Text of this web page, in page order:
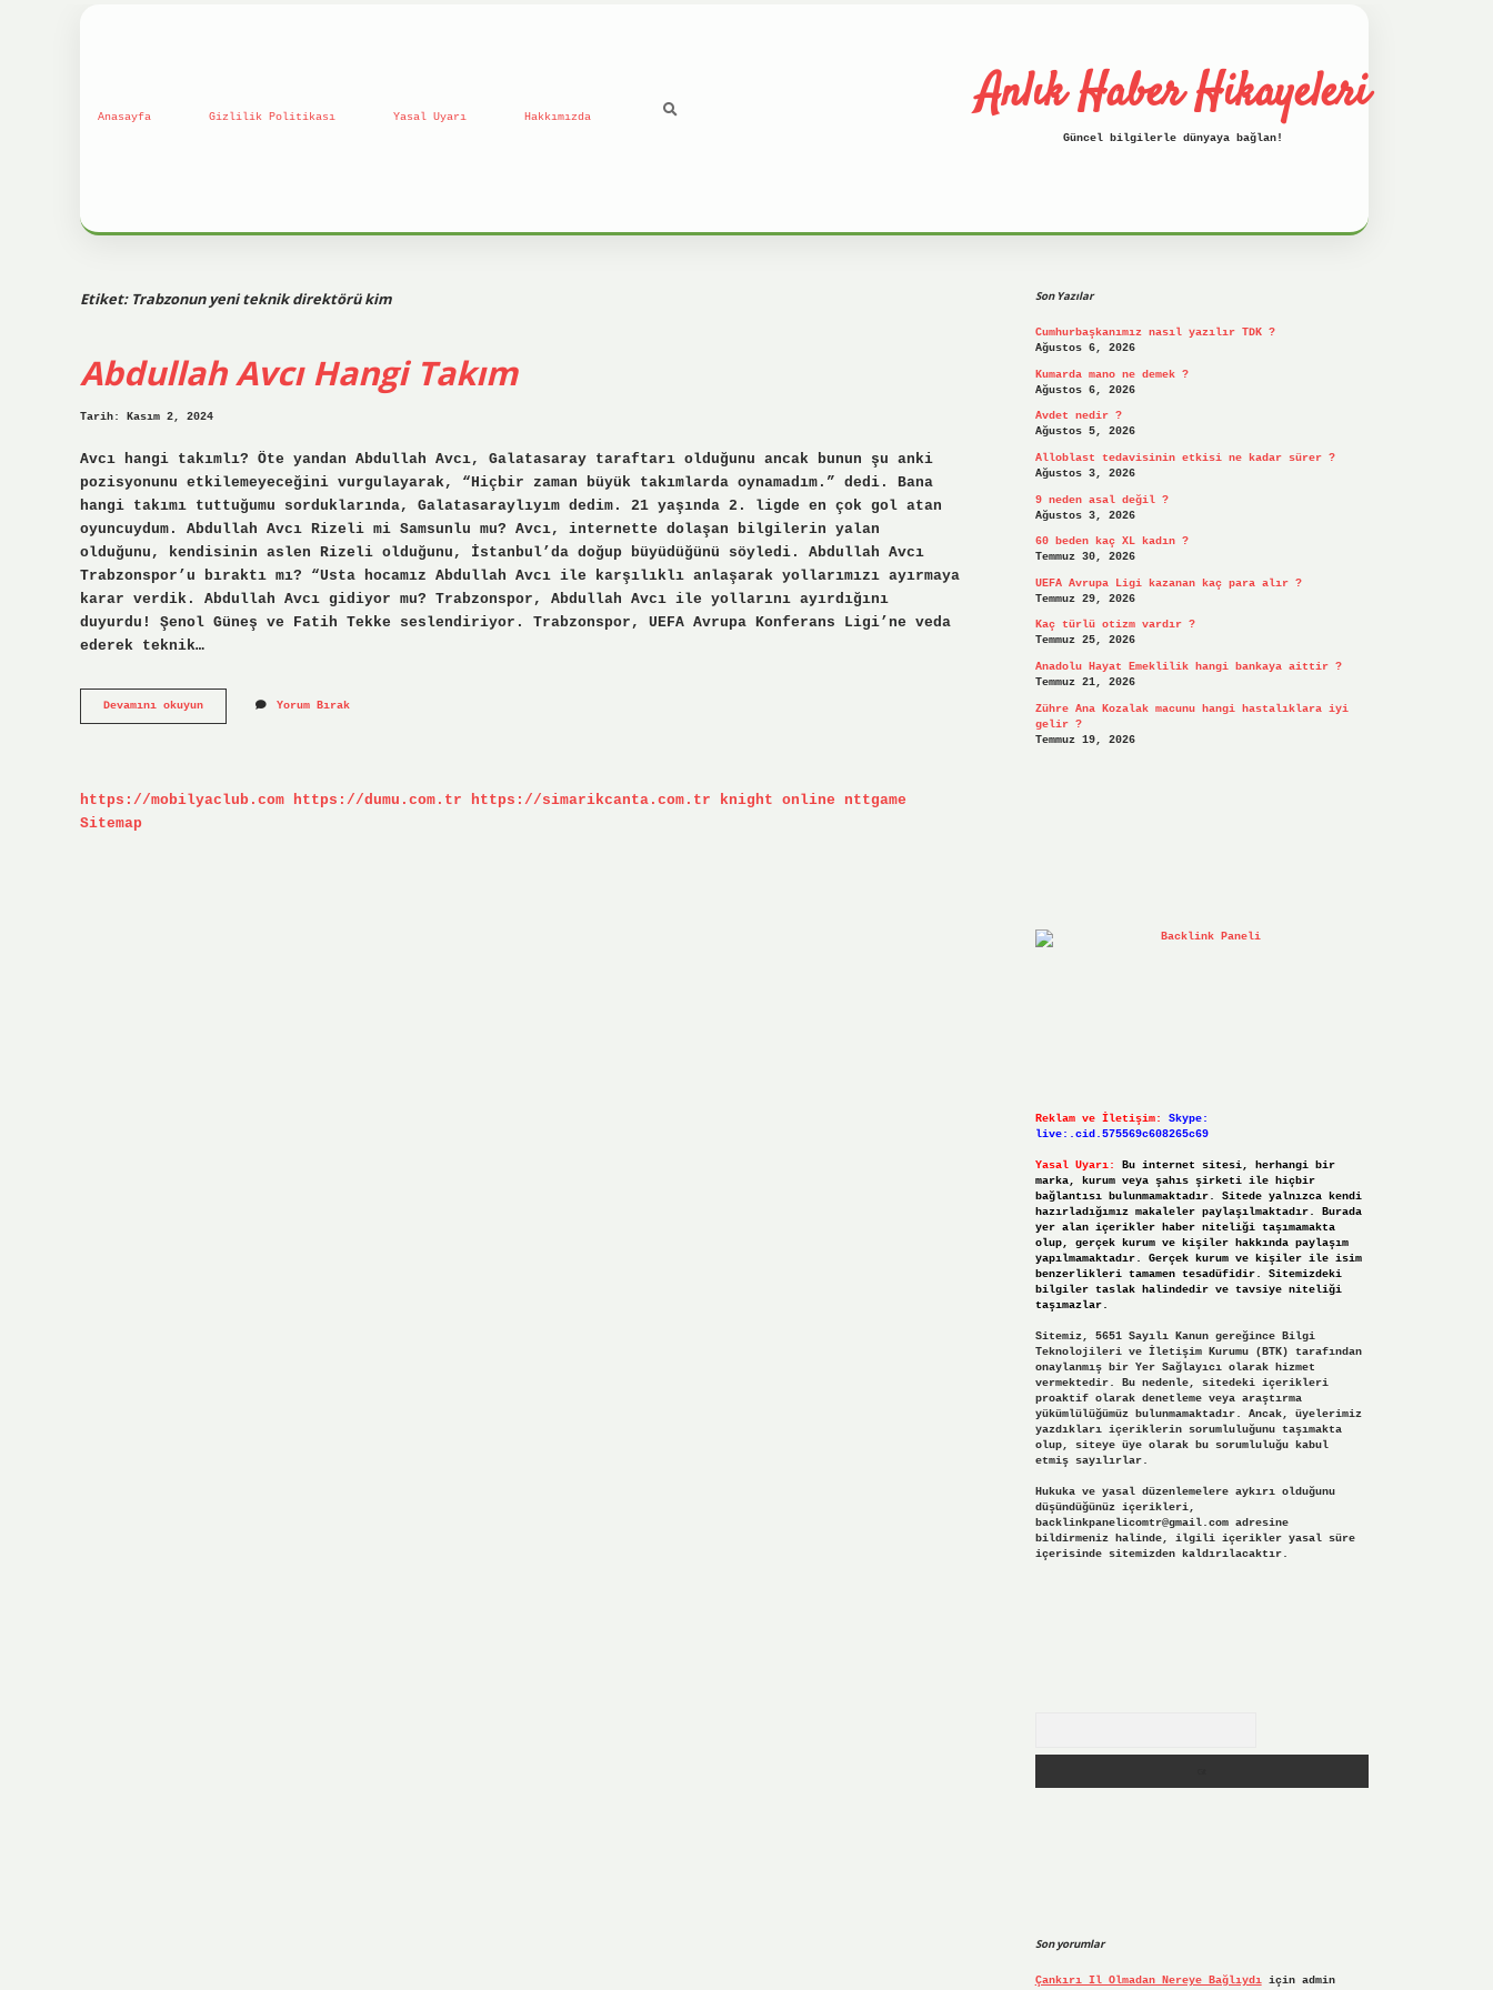
Anasayfa Gizlilik Politikası Yasal Uyarı Hakkımızda Anlık Haber Hikayeleri
Güncel bilgilerle dünyaya bağlan!
Etiket: Trabzonun yeni teknik direktörü kim
Abdullah Avcı Hangi Takım
Tarih: Kasım 2, 2024
Avcı hangi takımlı? Öte yandan Abdullah Avcı, Galatasaray taraftarı olduğunu ancak bunun şu anki
pozisyonunu etkilemeyeceğini vurgulayarak, “Hiçbir zaman büyük takımlarda oynamadım.” dedi. Bana
hangi takımı tuttuğumu sorduklarında, Galatasaraylıyım dedim. 21 yaşında 2. ligde en çok gol atan
oyuncuydum. Abdullah Avcı Rizeli mi Samsunlu mu? Avcı, internette dolaşan bilgilerin yalan
olduğunu, kendisinin aslen Rizeli olduğunu, İstanbul’da doğup büyüdüğünü söyledi. Abdullah Avcı
Trabzonspor’u bıraktı mı? “Usta hocamız Abdullah Avcı ile karşılıklı anlaşarak yollarımızı ayırmaya
karar verdik. Abdullah Avcı gidiyor mu? Trabzonspor, Abdullah Avcı ile yollarını ayırdığını
duyurdu! Şenol Güneş ve Fatih Tekke seslendiriyor. Trabzonspor, UEFA Avrupa Konferans Ligi’ne veda
ederek teknik…
Devamını okuyunAbdullah
Avcı
Yorum Bırak
https://mobilyaclub.com https://dumu.com.tr https://simarikcanta.com.tr knight online
nttgame
Sitemap
Son Yazılar
Cumhurbaşkanımız nasıl yazılır TDK ?
Ağustos 6, 2026
Kumarda mano ne demek ?
Ağustos 6, 2026
Avdet nedir ?
Ağustos 5, 2026
Alloblast tedavisinin etkisi ne kadar sürer ?
Ağustos 3, 2026
9 neden asal değil ?
Ağustos 3, 2026
60 beden kaç XL kadın ?
Temmuz 30, 2026
UEFA Avrupa Ligi kazanan kaç para alır ?
Temmuz 29, 2026
Kaç türlü otizm vardır ?
Temmuz 25, 2026
Anadolu Hayat Emeklilik hangi bankaya aittir ?
Temmuz 21, 2026
Zühre Ana Kozalak macunu hangi hastalıklara iyi
gelir ?
Temmuz 19, 2026
Reklam ve İletişim:
Skype:
live:.cid.575569c608265c69
Yasal Uyarı:
Bu internet sitesi, herhangi bir
marka, kurum veya şahıs şirketi ile hiçbir
bağlantısı bulunmamaktadır. Sitede yalnızca kendi
hazırladığımız makaleler paylaşılmaktadır. Burada
yer alan içerikler haber niteliği taşımamakta
olup, gerçek kurum ve kişiler hakkında paylaşım
yapılmamaktadır. Gerçek kurum ve kişiler ile isim
benzerlikleri tamamen tesadüfidir. Sitemizdeki
bilgiler taslak halindedir ve tavsiye niteliği
taşımazlar.
Sitemiz, 5651 Sayılı Kanun gereğince Bilgi
Teknolojileri ve İletişim Kurumu (BTK) tarafından
onaylanmış bir Yer Sağlayıcı olarak hizmet
vermektedir. Bu nedenle, sitedeki içerikleri
proaktif olarak denetleme veya araştırma
yükümlülüğümüz bulunmamaktadır. Ancak, üyelerimiz
yazdıkları içeriklerin sorumluluğunu taşımakta
olup, siteye üye olarak bu sorumluluğu kabul
etmiş sayılırlar.
Hukuka ve yasal düzenlemelere aykırı olduğunu
düşündüğünüz içerikleri,
backlinkpanelicomtr@gmail.comadresine
bildirmeniz halinde, ilgili içerikler yasal süre
içerisinde sitemizden kaldırılacaktır.
Son yorumlar
Çankırı Il Olmadan Nereye Bağlıydıiçin admin